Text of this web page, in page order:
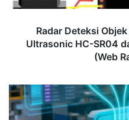
dan
Server
Radar Deteksi
Ultrasonic HC-SR04
(Web
Apa
TUGAS
UTAMA